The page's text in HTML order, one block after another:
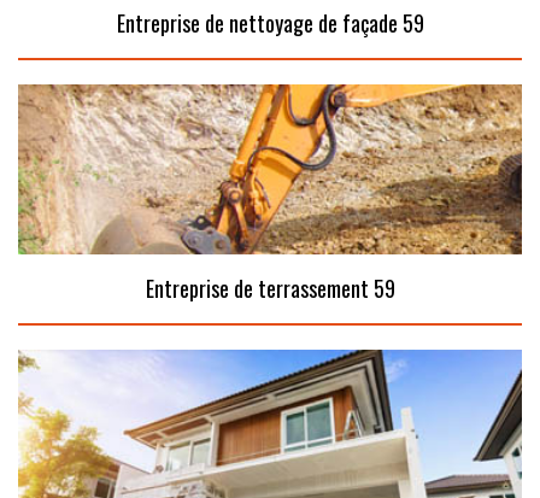
Entreprise de nettoyage de façade 59
Entreprise de terrassement 59